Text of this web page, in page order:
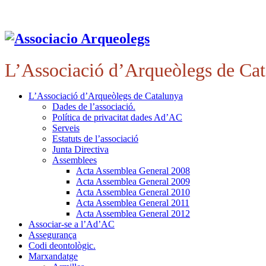
L’Associació d’Arqueòlegs de
L’Associació d’Arqueòlegs de Catalunya
Dades de l’associació.
Política de privacitat dades Ad’AC
Serveis
Estatuts de l’associació
Junta Directiva
Assemblees
Acta Assemblea General 2008
Acta Assemblea General 2009
Acta Assemblea General 2010
Acta Assemblea General 2011
Acta Assemblea General 2012
Associar-se a l’Ad’AC
Assegurança
Codi deontològic.
Marxandatge